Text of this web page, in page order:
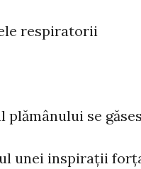
respiratorii
plămânului se
unei inspirații